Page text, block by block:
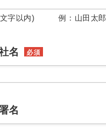
文字以内) 例：山田太郎
名 必須
名